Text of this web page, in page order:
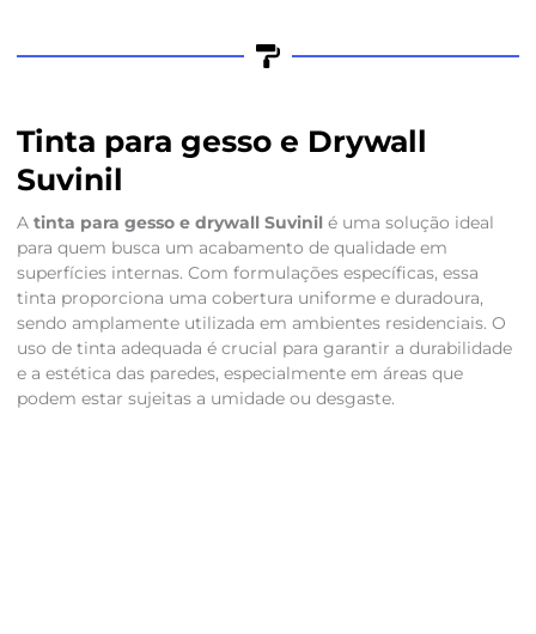
Tinta para gesso e Drywall
Suvinil
A tinta para gesso e drywall Suvinil é uma solução ideal
para quem busca um acabamento de qualidade em
superfícies internas. Com formulações específicas, essa
tinta proporciona uma cobertura uniforme e duradoura,
sendo amplamente utilizada em ambientes residenciais. O
uso de tinta adequada é crucial para garantir a durabilidade
e a estética das paredes, especialmente em áreas que
podem estar sujeitas a umidade ou desgaste.